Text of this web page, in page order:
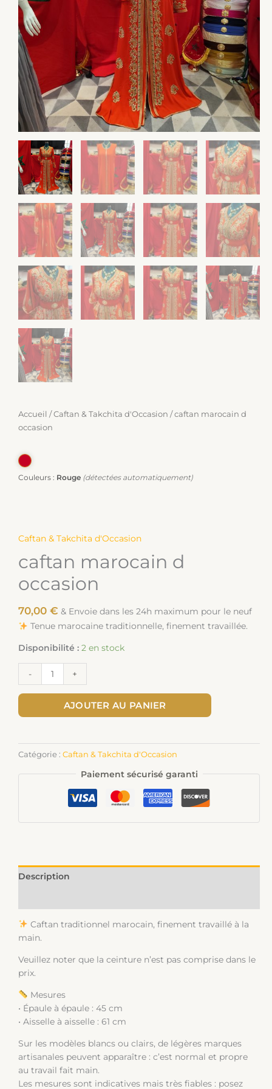
Accueil /Caftan & Takchita d'Occasion / caftan marocain d
occasion
Couleurs : Rouge (détectées automatiquement)
Caftan & Takchita d'Occasion
caftan marocain d
occasion
70,00 € & Envoie dans les 24h maximum pour le neuf
Tenue marocaine traditionnelle, finement travaillée.
Disponibilité : 2 en stock
- +
AJOUTER AU PANIER
Catégorie : Caftan & Takchita d'Occasion
Paiement sécurisé garanti
Description
Caftan traditionnel marocain, finement travaillé à la
main.
Veuillez noter que la ceinture n’est pas comprise dans le
prix.
Mesures
• Épaule à épaule : 45 cm
• Aisselle à aisselle : 61 cm
Sur les modèles blancs ou clairs, de légères marques
artisanales peuvent apparaître : c’est normal et propre
au travail fait main.
Les mesures sont indicatives mais très fiables : posez